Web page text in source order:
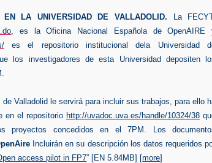
LA UNIVERSIDAD DE VALLADOLID.
La
, es la Oficina Nacional Española de OpenAIRE
es el repositorio institucional dela Universidad
los investigadores de esta Universidad depositen
Valladolid le servirá para incluir sus trabajos, para ello
en el repositorio http://uvadoc.uva.es/handle/10324/38
proyectos concedidos en el 7PM. Los
Incluirán en su descripción los datos requeridos
access pilot in FP7” [EN 5.84MB] [more]